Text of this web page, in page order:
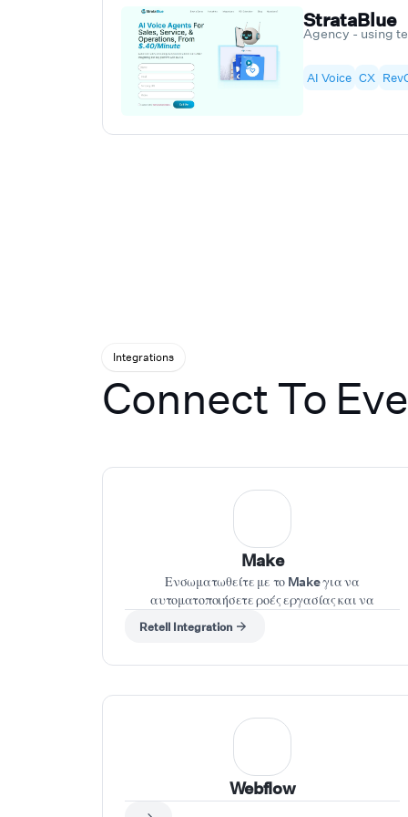
needing after-
practice
business needs.
make
StrataBlue
Agency - using
AI Voice CX
Integrations
Connect To
Make
Ενσωματωθείτε με το Make για να
αυτοματοποιήσετε ροές εργασίας και να
ενεργοποιείτε ενέργειες με βάση φωνητικές
εντολές που δίνονται κατά τη διάρκεια της
Retell Integration
Webflow